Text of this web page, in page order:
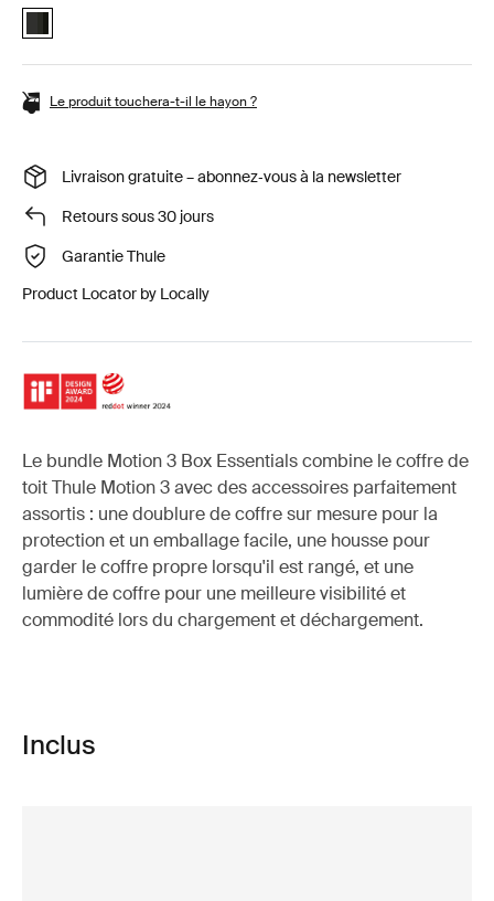
Ensemble essentiel Thule Motion 3 Box Black Glossy (selected)
Le produit touchera-t-il le hayon ?
Livraison gratuite – abonnez‑vous à la newsletter
Retours sous 30 jours
Garantie Thule
Product Locator by Locally
Le bundle Motion 3 Box Essentials combine le coffre de
toit Thule Motion 3 avec des accessoires parfaitement
assortis : une doublure de coffre sur mesure pour la
protection et un emballage facile, une housse pour
garder le coffre propre lorsqu'il est rangé, et une
lumière de coffre pour une meilleure visibilité et
commodité lors du chargement et déchargement.
Inclus